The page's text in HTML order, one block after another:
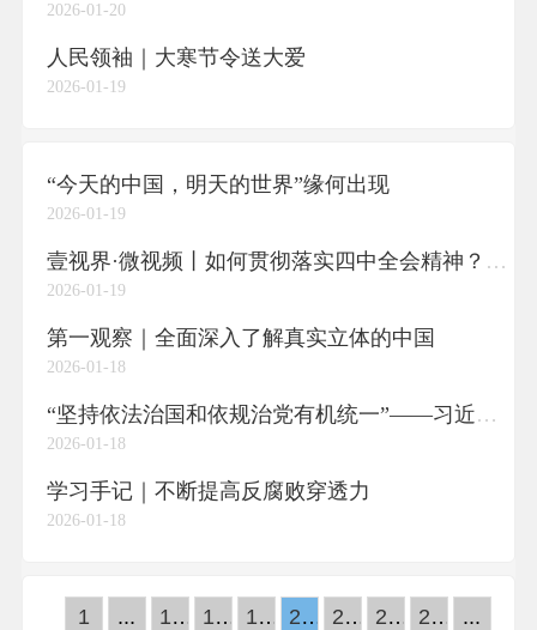
2026-01-20
人民领袖｜大寒节令送大爱
2026-01-19
“今天的中国，明天的世界”缘何出现
2026-01-19
壹视界·微视频丨如何贯彻落实四中全会精神？总书记这样划重点
2026-01-19
第一观察｜全面深入了解真实立体的中国
2026-01-18
“坚持依法治国和依规治党有机统一”——习近平法治思想指引党员干部守规奉法履职尽责
2026-01-18
学习手记｜不断提高反腐败穿透力
2026-01-18
1 ... 17 18 19 20 21 22 23 ...